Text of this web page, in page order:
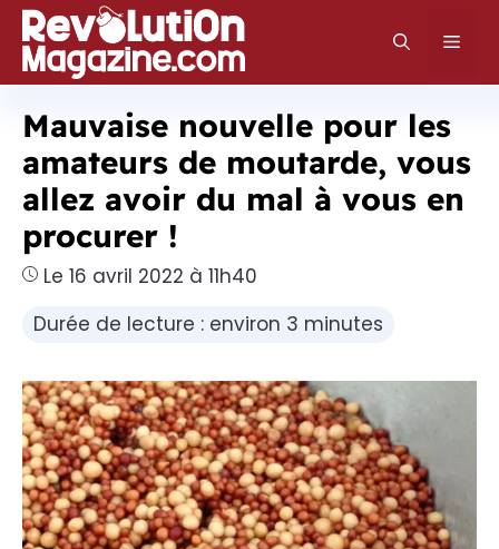
Aller
au
contenu
Mauvaise nouvelle pour les
amateurs de moutarde, vous
allez avoir du mal à vous en
procurer !
Le 16 avril 2022 à 11h40
Durée de lecture : environ 3 minutes